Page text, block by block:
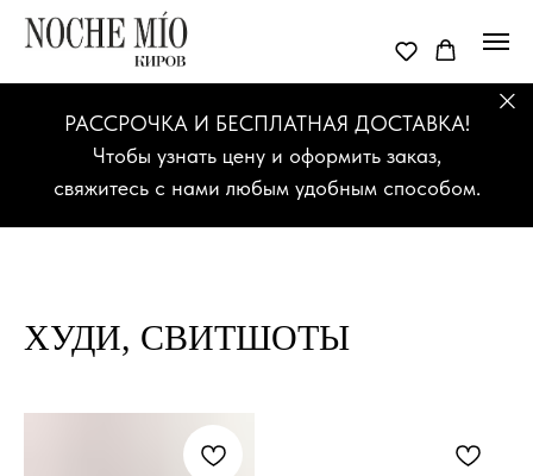
РАССРОЧКА И БЕСПЛАТНАЯ ДОСТАВКА!
Чтобы узнать цену и оформить заказ,
свяжитесь с нами любым удобным способом.
ХУДИ, СВИТШОТЫ